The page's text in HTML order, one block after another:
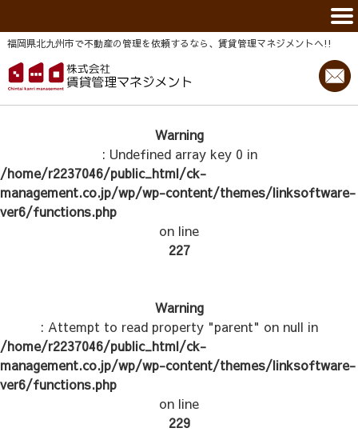
福岡県北九州市で不動産の管理を依頼するなら、賃貸管理マネジメントヘ!!
Warning
: Undefined array key 0 in
/home/r2237046/public_html/ck-
management.co.jp/wp/wp-content/themes/linksoftware-
ver6/functions.php
on line
227
Warning
: Attempt to read property "parent" on null in
/home/r2237046/public_html/ck-
management.co.jp/wp/wp-content/themes/linksoftware-
ver6/functions.php
on line
229